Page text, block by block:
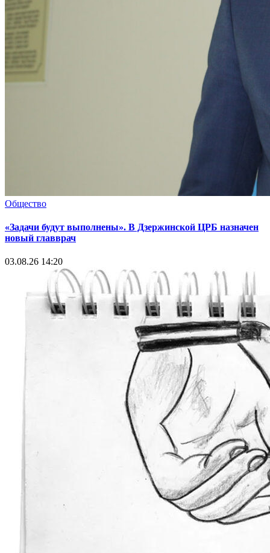
Общество
«Задачи будут выполнены». В Дзержинской ЦРБ назначен
новый главврач
03.08.26 14:20